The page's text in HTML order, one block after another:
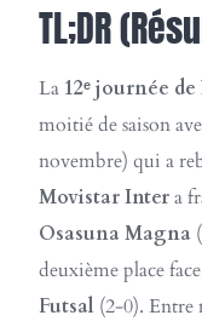
TL;DR
La 12ᵉ journée de
moitié de saison
novembre) qui a
Movistar Intera
Osasuna Magna
deuxième place
Futsal (2-0). Entre